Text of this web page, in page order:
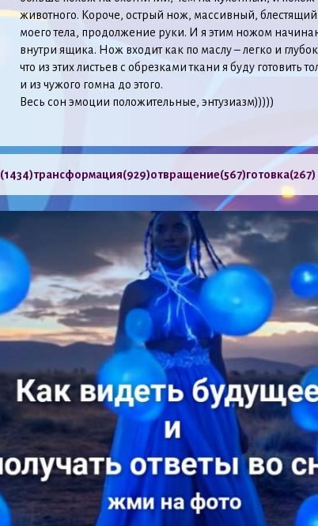
животного. Короче, острый нож, массивный,
моего тела, продолжение руки. И я этим ножом
внутри ящика. Нож входит как по маслу – легко и
что из этих листьев с обрезками ткани я буду готовить
и из чужого гомна до этого.
Весь сон эмоции положительные, энтузиазм)))))
(1434)трансформация(929)отвращение(567)готовка(267)